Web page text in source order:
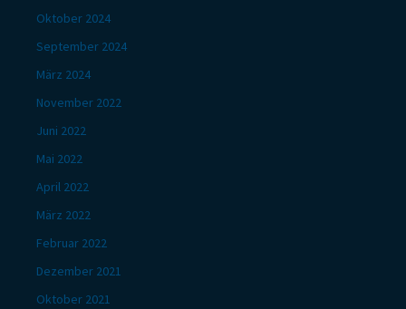
Oktober 2024
September 2024
März 2024
November 2022
Juni 2022
Mai 2022
April 2022
März 2022
Februar 2022
Dezember 2021
Oktober 2021